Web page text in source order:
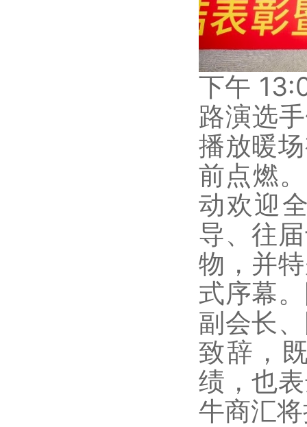
下午
路演选
播放暖
前点燃
动欢迎
导、往
物，并
式序幕
副会长
致辞，
绩，也
牛商汇